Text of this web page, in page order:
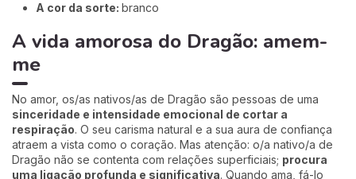
A cor da sorte: branco
A vida amorosa do Dragão: amem-
me
No amor, os/as nativos/as de Dragão são pessoas de uma
sinceridade e intensidade emocional de cortar a
respiração. O seu carisma natural e a sua aura de confiança
atraem a vista como o coração. Mas atenção: o/a nativo/a de
Dragão não se contenta com relações superficiais; procura
uma ligação profunda e significativa. Quando ama, fá-lo